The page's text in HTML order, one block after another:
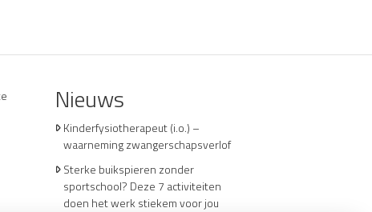
Nieuws
Kinderfysiotherapeut (i.o.) –
waarneming zwangerschapsverlof
Sterke buikspieren zonder
sportschool? Deze 7 activiteiten
doen het werk stiekem voor jou